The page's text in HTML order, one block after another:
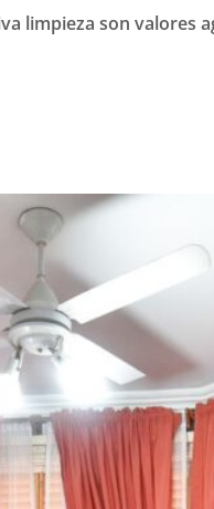
limpieza son valores